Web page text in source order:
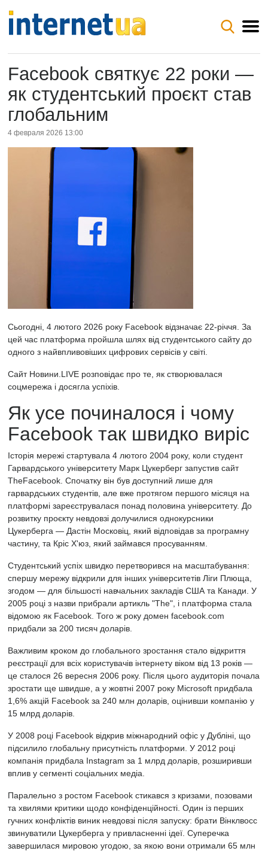
Facebook святкує 22 роки —
як студентський проєкт став
глобальним
4 февраля 2026 13:00
Сьогодні, 4 лютого 2026 року Facebook відзначає 22-річчя. За
цей час платформа пройшла шлях від студентського сайту до
одного з найвпливовіших цифрових сервісів у світі.
Сайт Новини.LIVE розповідає про те, як створювалася
соцмережа і досягла успіхів.
Як усе починалося і чому
Facebook так швидко виріс
Історія мережі стартувала 4 лютого 2004 року, коли студент
Гарвардського університету Марк Цукерберг запустив сайт
TheFacebook. Спочатку він був доступний лише для
гарвардських студентів, але вже протягом першого місяця на
платформі зареєструвалася понад половина університету. До
розвитку проєкту невдовзі долучилися однокурсники
Цукерберга — Дастін Московіц, який відповідав за програмну
частину, та Кріс Х'юз, який займався просуванням.
Студентський успіх швидко перетворився на масштабування:
спершу мережу відкрили для інших університетів Ліги Плюща,
згодом — для більшості навчальних закладів США та Канади. У
2005 році з назви прибрали артикль "The", і платформа стала
відомою як Facebook. Того ж року домен facebook.com
придбали за 200 тисяч доларів.
Важливим кроком до глобального зростання стало відкриття
реєстрації для всіх користувачів інтернету віком від 13 років —
це сталося 26 вересня 2006 року. Після цього аудиторія почала
зростати ще швидше, а у жовтні 2007 року Microsoft придбала
1,6% акцій Facebook за 240 млн доларів, оцінивши компанію у
15 млрд доларів.
У 2008 році Facebook відкрив міжнародний офіс у Дубліні, що
підсилило глобальну присутність платформи. У 2012 році
компанія придбала Instagram за 1 млрд доларів, розширивши
вплив у сегменті соціальних медіа.
Паралельно з ростом Facebook стикався з кризами, позовами
та хвилями критики щодо конфіденційності. Один із перших
гучних конфліктів виник невдовзі після запуску: брати Вінклвосс
звинуватили Цукерберга у привласненні ідеї. Суперечка
завершилася мировою угодою, за якою вони отримали 65 млн